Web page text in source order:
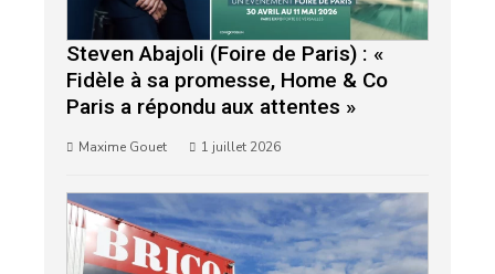
Steven Abajoli (Foire de Paris) : «
Fidèle à sa promesse, Home & Co
Paris a répondu aux attentes »
Maxime Gouet 1 juillet 2026